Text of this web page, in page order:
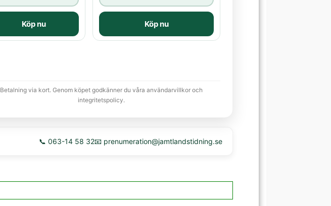
Köp nu Köp nu
Betalning via kort. Genom köpet godkänner du våra användarvillkor och
integritetspolicy.
📞 063-14 58 32📧 prenumeration@jamtlandstidning.se